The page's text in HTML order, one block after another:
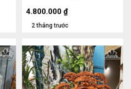
2 tháng trước
4.800.000 ₫